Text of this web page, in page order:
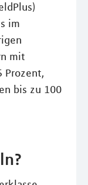
im
mit
Prozent,
bis zu 100